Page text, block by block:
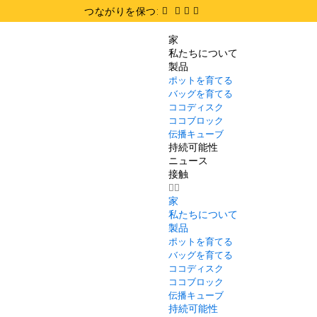
つながりを保つ:
家
私たちについて
製品
ポットを育てる
バッグを育てる
ココディスク
ココブロック
伝播キューブ
持続可能性
ニュース
接触
家
私たちについて
製品
ポットを育てる
バッグを育てる
ココディスク
ココブロック
伝播キューブ
持続可能性